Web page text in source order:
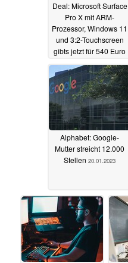
Deal: Microsoft Surface
Pro X mit ARM-
Prozessor, Windows 11
und 3:2-Touchscreen
gibts jetzt für 540 Euro
06.02.2023
Alphabet: Google-
Mutter streicht 12.000
Stellen 20.01.2023